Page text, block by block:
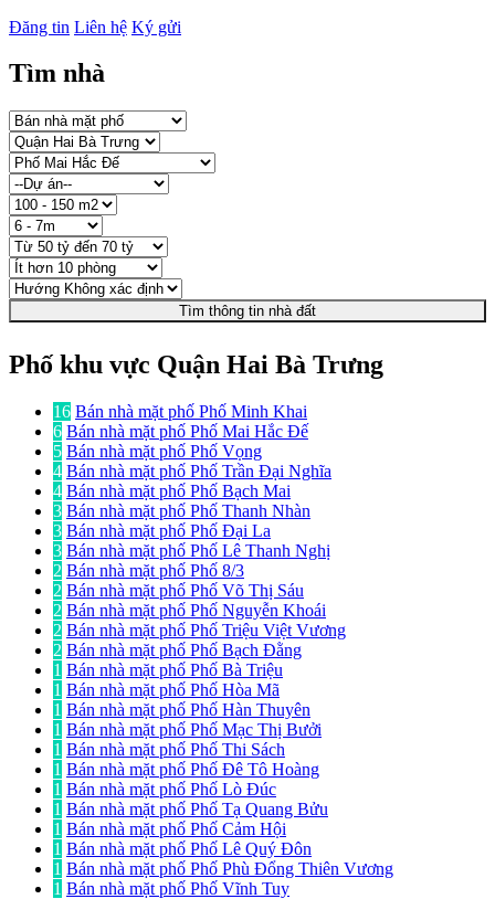
Đăng tin Liên hệ Ký gửi
Tìm nhà
Tìm thông tin nhà đất
Phố khu vực Quận Hai Bà Trưng
16 Bán nhà mặt phố Phố Minh Khai
6 Bán nhà mặt phố Phố Mai Hắc Đế
5 Bán nhà mặt phố Phố Vọng
4 Bán nhà mặt phố Phố Trần Đại Nghĩa
4 Bán nhà mặt phố Phố Bạch Mai
3 Bán nhà mặt phố Phố Thanh Nhàn
3 Bán nhà mặt phố Phố Đại La
3 Bán nhà mặt phố Phố Lê Thanh Nghị
2 Bán nhà mặt phố Phố 8/3
2 Bán nhà mặt phố Phố Võ Thị Sáu
2 Bán nhà mặt phố Phố Nguyễn Khoái
2 Bán nhà mặt phố Phố Triệu Việt Vương
2 Bán nhà mặt phố Phố Bạch Đằng
1 Bán nhà mặt phố Phố Bà Triệu
1 Bán nhà mặt phố Phố Hòa Mã
1 Bán nhà mặt phố Phố Hàn Thuyên
1 Bán nhà mặt phố Phố Mạc Thị Bưởi
1 Bán nhà mặt phố Phố Thi Sách
1 Bán nhà mặt phố Phố Đê Tô Hoàng
1 Bán nhà mặt phố Phố Lò Đúc
1 Bán nhà mặt phố Phố Tạ Quang Bửu
1 Bán nhà mặt phố Phố Cảm Hội
1 Bán nhà mặt phố Phố Lê Quý Đôn
1 Bán nhà mặt phố Phố Phù Đổng Thiên Vương
1 Bán nhà mặt phố Phố Vĩnh Tuy